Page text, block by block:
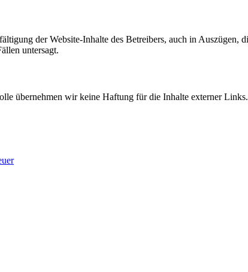
der Website-Inhalte des Betreibers, auch in
untersagt.
übernehmen wir keine Haftung für die Inhalte externer